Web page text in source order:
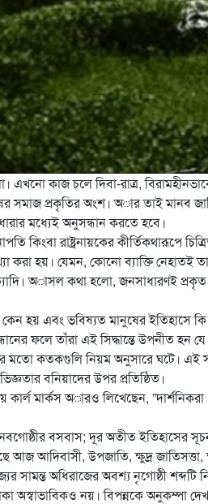
এখনো কাজ চলে দিবা-রাত্র,
সমাজ প্রকৃতির অংশ। অার তাই মানব
মধ্যেই অনুসন্ধান করতে হবে।
কিংবা রাষ্ট্রনায়কের কীর্তিকথারূপে
করা হয়। যেমন, কোনো ব্যাক্তি নেহাতই
অাসল কথা হলো, জনসাধারণই প্রকৃত
হয় এবং ভবিষ্যত মানুষের ইতিহাসে
ফলে তাঁরা এই সিদ্ধান্তে উপনীত হন যে
মতো কতকগুলি নিয়ম অনুসারে ঘটে। এই
বনিয়াদের উপর প্রতিষ্ঠিত।
মার্কস অারও লিখেছেন, ”দার্শনিকরা
মানবগোষ্ঠীর বসবাস; দূর অতীত ইতিহাসের
আজ আদিবাসী, উপজাতি, ক্ষুদ্র জাতিসত্তা,
সামন্ত অধিরাজের অবশ্য নৃগোষ্ঠী শব্দটি
অস্বাভাবিকও নয়। বিপন্নকে অনুকম্পা